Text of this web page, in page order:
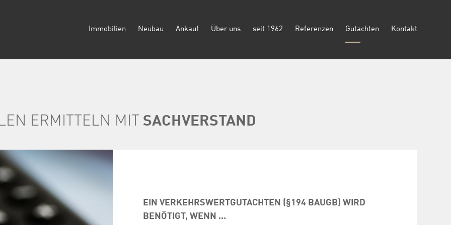
Immobilien Neubau Ankauf Über uns seit 1962 Referenzen Gutachten Kontakt
ERMITTELN MIT SACHVERSTAND
EIN VERKEHRSWERTGUTACHTEN (§194 BAUGB) WIRD
BENÖTIGT, WENN …